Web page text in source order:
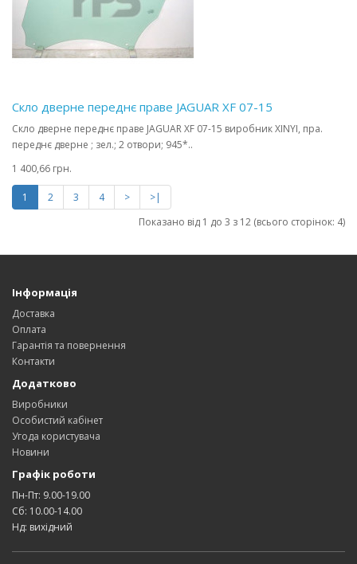
Скло дверне переднє праве JAGUAR XF 07-15
Скло дверне переднє праве JAGUAR XF 07-15 виробник XINYI, пра.
переднє дверне ; зел.; 2 отвори; 945*..
1 400,66 грн.
1 2 3 4 >
>|
Показано від 1 до 3 з 12 (всього сторінок: 4)
Інформація
Доставка
Оплата
Гарантія та повернення
Контакти
Додатково
Виробники
Особистий кабінет
Угода користувача
Новини
Графік роботи
Пн-Пт: 9.00-19.00
Сб: 10.00-14.00
Нд: вихідний